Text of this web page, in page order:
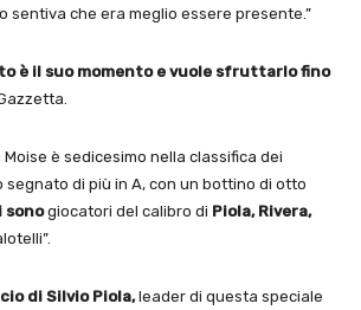
sentiva che era meglio essere presente.”
è il suo momento e vuole sfruttarlo fino
Moise è sedicesimo nella classifica dei
segnato di più in A, con un bottino di otto
sonogiocatori del calibro di Piola, Rivera,
di Silvio Piola,leader di questa speciale